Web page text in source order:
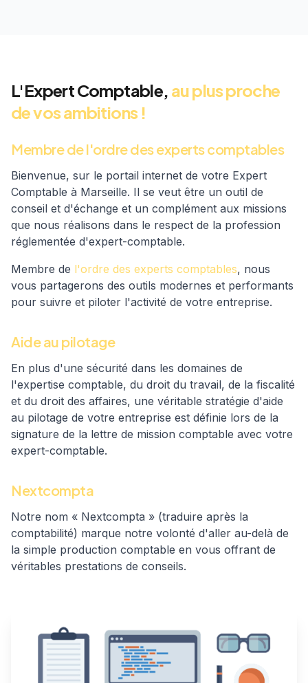
L'Expert Comptable, au plus proche
de vos ambitions !
Membre de l'ordre des experts comptables
Bienvenue, sur le portail internet de votre Expert
Comptable à Marseille. Il se veut être un outil de
conseil et d'échange et un complément aux missions
que nous réalisons dans le respect de la profession
réglementée d'expert-comptable.
Membre de l'ordre des experts comptables, nous
vous partagerons des outils modernes et performants
pour suivre et piloter l'activité de votre entreprise.
Aide au pilotage
En plus d'une sécurité dans les domaines de
l'expertise comptable, du droit du travail, de la fiscalité
et du droit des affaires, une véritable stratégie d'aide
au pilotage de votre entreprise est définie lors de la
signature de la lettre de mission comptable avec votre
expert-comptable.
Nextcompta
Notre nom « Nextcompta » (traduire après la
comptabilité) marque notre volonté d'aller au-delà de
la simple production comptable en vous offrant de
véritables prestations de conseils.